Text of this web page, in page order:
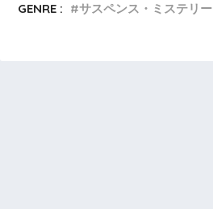
GENRE :
サスペンス・ミステリー